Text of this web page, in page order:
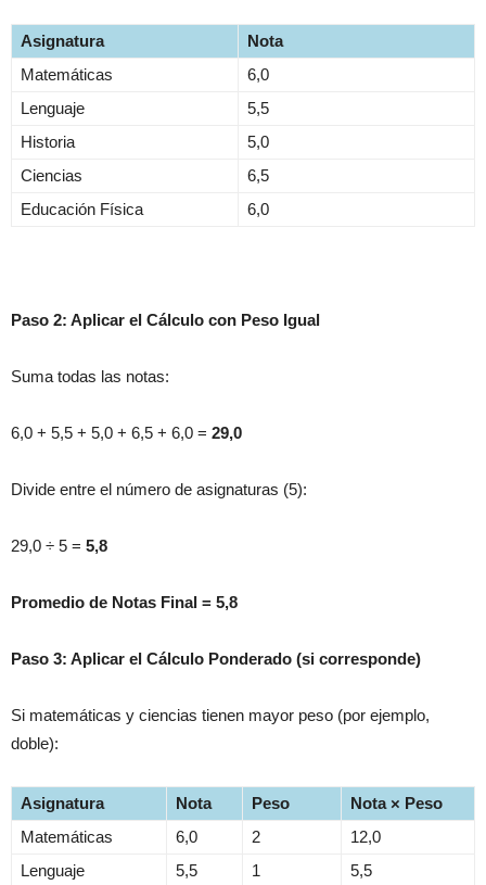
Asignatura
Nota
Matemáticas
6,0
Lenguaje
5,5
Historia
5,0
Ciencias
6,5
Educación Física
6,0
Paso 2: Aplicar el Cálculo con Peso Igual
Suma todas las notas:
6,0 + 5,5 + 5,0 + 6,5 + 6,0 = 29,0
Divide entre el número de asignaturas (5):
29,0 ÷ 5 = 5,8
Promedio de Notas Final = 5,8
Paso 3: Aplicar el Cálculo Ponderado (si corresponde)
Si matemáticas y ciencias tienen mayor peso (por ejemplo,
doble):
Asignatura Nota Peso
Nota × Peso
Matemáticas
6,0 2
12,0
Lenguaje
5,5 1 5,5